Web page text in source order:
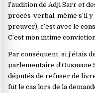
l’audition de Adji Sarr et
procès-verbal, même s’il
prouver), c’est avec le
C’est mon intime
Par conséquent, si j’étais
parlementaire d’Ousmane
députés de refuser de
fut le cas lors de la